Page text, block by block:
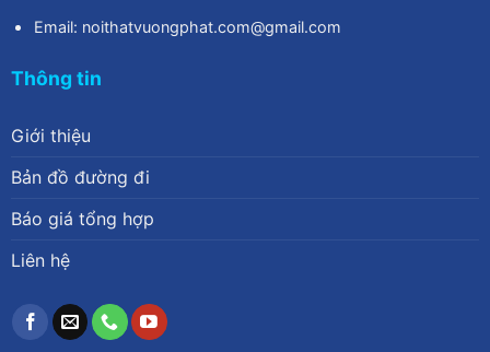
Email: noithatvuongphat.com@gmail.com
Thông tin
Giới thiệu
Bản đồ đường đi
Báo giá tổng hợp
Liên hệ